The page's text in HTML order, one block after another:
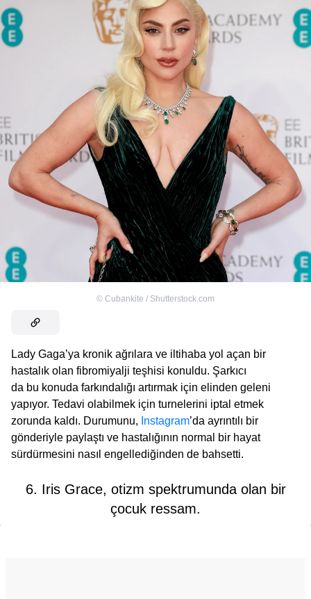
© Cubankite / Shutterstock.com
Lady Gaga’ya kronik ağrılara ve iltihaba yol açan bir
hastalık olan fibromiyalji teşhisi konuldu. Şarkıcı
da bu konuda farkındalığı artırmak için elinden geleni
yapıyor. Tedavi olabilmek için turnelerini iptal etmek
zorunda kaldı. Durumunu, Instagram’da ayrıntılı bir
gönderiyle paylaştı ve hastalığının normal bir hayat
sürdürmesini nasıl engellediğinden de bahsetti.
6. Iris Grace, otizm spektrumunda olan bir
çocuk ressam.